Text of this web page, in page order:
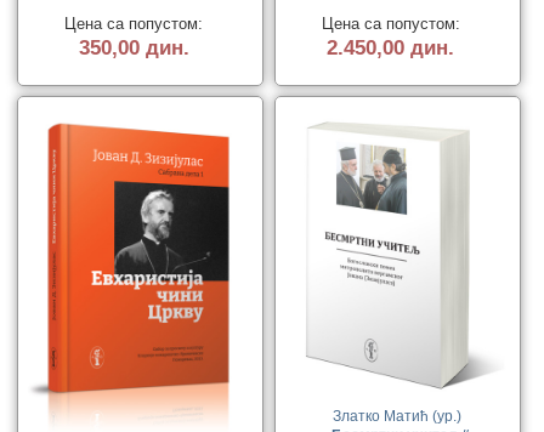
Цена са попустом:
350,00 дин.
Цена са попустом:
2.450,00 дин.
Златко Матић (ур.)